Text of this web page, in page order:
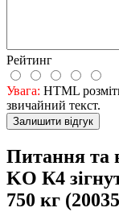
Рейтинг
Увага: HTML
звичайний текст.
Залишити відгук
Питання та
KO К4
750 кг